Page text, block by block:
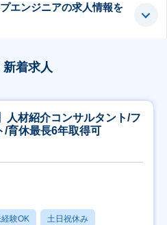
エンジニアの求人情報を
新着求人
人材紹介コンサルタント/フ
/育休最長6年取得可
験OK 土日祝休み